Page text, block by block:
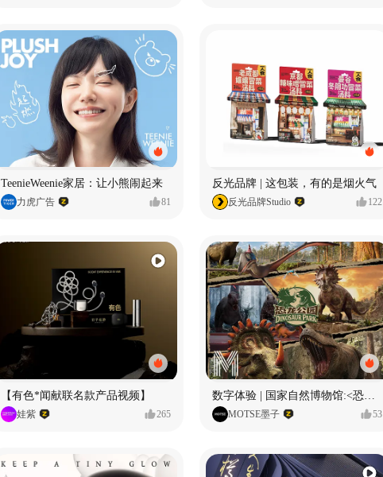
TeenieWeenie家居：让小熊闹起来
力虎广告 81
反光品牌 | 这包装，有的是烟火气
反光品牌Studio 122
【有色*闻献联名款产品视频】
娃紫 265 MOTSE墨子 53